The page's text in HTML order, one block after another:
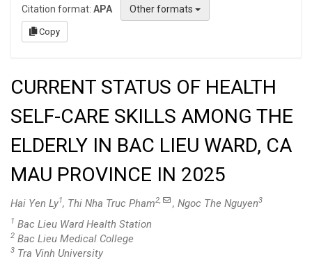
Citation format: APA Other formats
Copy
CURRENT STATUS OF HEALTH
SELF-CARE SKILLS AMONG THE
ELDERLY IN BAC LIEU WARD, CA
MAU PROVINCE IN 2025
Hai Yen Ly1, Thi Nha Truc Pham2, , Ngoc The Nguyen3
1 Bac Lieu Ward Health Station
2 Bac Lieu Medical College
3 Tra Vinh University